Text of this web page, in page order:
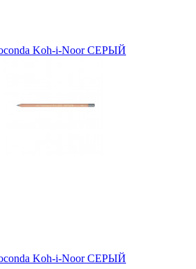
Koh-i-Noor СЕРЫЙ
Koh-i-Noor СЕРЫЙ